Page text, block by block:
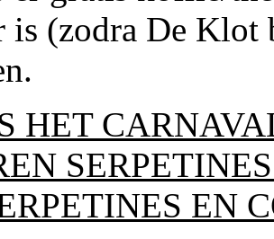
(zodra De Klot
HET
EN